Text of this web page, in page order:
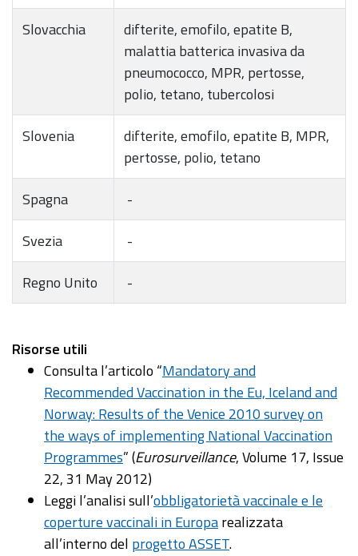
Slovacchia
difterite, emofilo, epatite B,
malattia batterica invasiva da
pneumococco, MPR, pertosse,
polio, tetano, tubercolosi
Slovenia
difterite, emofilo, epatite B, MPR,
pertosse, polio, tetano
Spagna
-
Svezia
-
Regno Unito
-
Risorse utili
Consulta l’articolo “Mandatory and
Recommended Vaccination in the Eu, Iceland and
Norway: Results of the Venice 2010 survey on
the ways of implementing National Vaccination
Programmes” (Eurosurveillance, Volume 17, Issue
22, 31 May 2012)
Leggi l’analisi sull’obbligatorietà vaccinale e le
coperture vaccinali in Europarealizzata
all’interno del progetto ASSET.